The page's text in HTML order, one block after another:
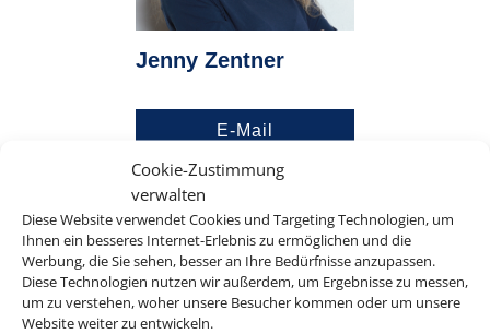
Cookie-Zustimmung
verwalten
Diese Website verwendet Cookies und Targeting Technologien, um
Ihnen ein besseres Internet-Erlebnis zu ermöglichen und die
Werbung, die Sie sehen, besser an Ihre Bedürfnisse anzupassen.
Diese Technologien nutzen wir außerdem, um Ergebnisse zu messen,
um zu verstehen, woher unsere Besucher kommen oder um unsere
Website weiter zu entwickeln.
Jenny Zentner
E-Mail